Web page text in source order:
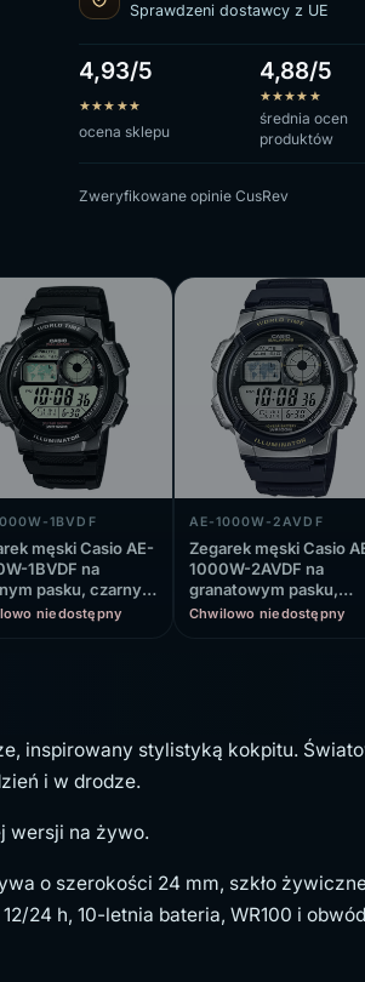
Sprawdzeni dostawcy z UE
4,93/5
★★★ ★★
ocena sklepu
4,88/5
★★★★ ★
średnia ocen
produktów
Zweryfikowane opinie CusRev
1BVDF
męski Casio AE-
1BVDF na
pasku, czarny
niedostępny
AE-1000W-2AVDF
Zegarek męski Casio
1000W-2AVDF na
granatowym pasku,
czarny wyświetlacz
Chwilowo niedostępny
inspirowany stylistyką kokpitu.
i w drodze.
wersji na żywo.
o szerokości 24 mm, szkło
24 h, 10-letnia bateria, WR100 i